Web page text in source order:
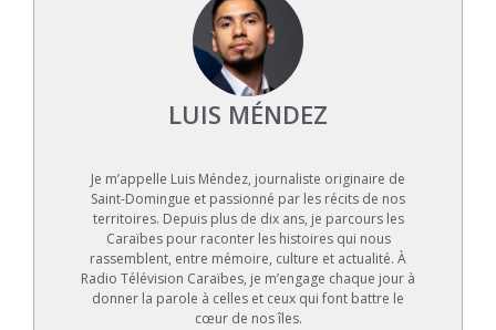
LUIS MÉNDEZ
Je m’appelle Luis Méndez, journaliste originaire de
Saint-Domingue et passionné par les récits de nos
territoires. Depuis plus de dix ans, je parcours les
Caraïbes pour raconter les histoires qui nous
rassemblent, entre mémoire, culture et actualité. À
Radio Télévision Caraïbes, je m’engage chaque jour à
donner la parole à celles et ceux qui font battre le
cœur de nos îles.